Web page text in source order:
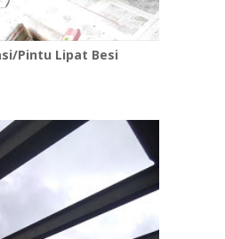
Pintu Lipat Besi